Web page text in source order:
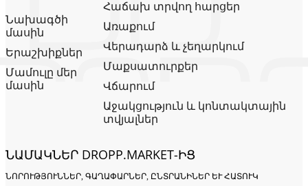
Նախագծի
մասին
Երաշխիքներ
Մամուլը մեր
մասին
Հաճախ տրվող հարցեր
Առաքում
Վերադարձ և չեղարկում
Մաքսատուրքեր
Վճարում
Աջակցություն և կոնտակտային
տվյալներ
ՆԱՄԱԿՆԵՐ DROPP.MARKET-ԻՑ
ՆՈՐՈՒԹՅՈՒՆՆԵՐ, ԳԱՂԱՓԱՐՆԵՐ, ԸՆՏՐԱՆԻՆԵՐ ԵՒ ՀԱՏՈՒԿ Ա